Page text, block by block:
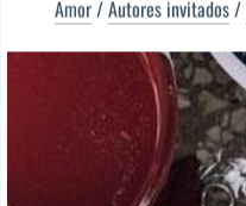
YO
[Poema
del
Editor]
Armando
Álvarez
Bravo
Amor /Autores invitados /